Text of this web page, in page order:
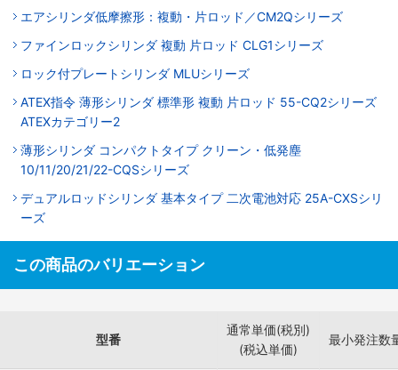
エアシリンダ低摩擦形：複動・片ロッド／CM2Qシリーズ
ファインロックシリンダ 複動 片ロッド CLG1シリーズ
ロック付プレートシリンダ MLUシリーズ
ATEX指令 薄形シリンダ 標準形 複動 片ロッド 55-CQ2シリーズ
ATEXカテゴリー2
薄形シリンダ コンパクトタイプ クリーン・低発塵
10/11/20/21/22-CQSシリーズ
デュアルロッドシリンダ 基本タイプ 二次電池対応 25A-CXSシリ
ーズ
この商品のバリエーション
型番
通常単価(税別)
(税込単価)
最小発注数